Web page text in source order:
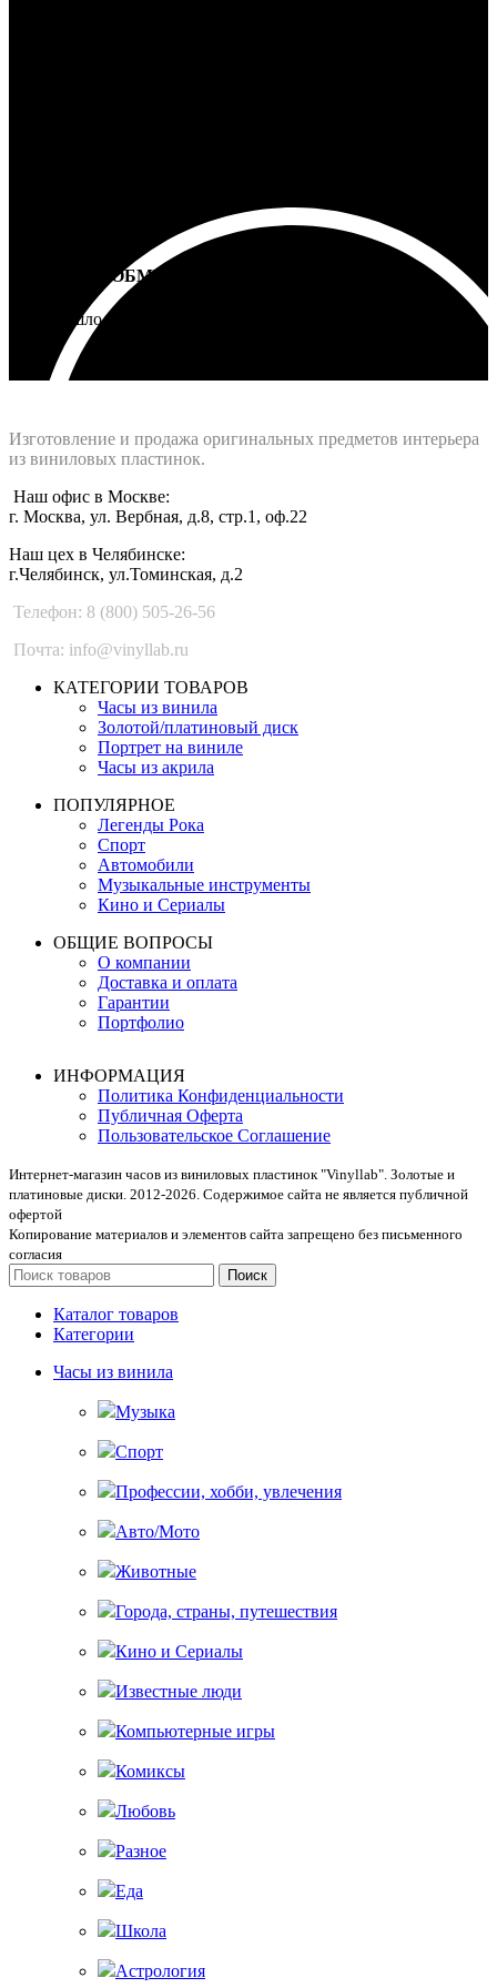
ВОЗВРАТ И ОБМЕН
Не подошло - вернем деньги
Изготовление и продажа оригинальных предметов интерьера
из виниловых пластинок.
Наш офис в Москве:
г. Москва, ул. Вербная, д.8, стр.1, оф.22
Наш цех в Челябинске:
г.Челябинск, ул.Томинская, д.2
Телефон: 8 (800) 505-26-56
Почта: info@vinyllab.ru
КАТЕГОРИИ ТОВАРОВ
Часы из винила
Золотой/платиновый диск
Портрет на виниле
Часы из акрила
ПОПУЛЯРНОЕ
Легенды Рока
Спорт
Автомобили
Музыкальные инструменты
Кино и Сериалы
ОБЩИЕ ВОПРОСЫ
О компании
Доставка и оплата
Гарантии
Портфолио
ИНФОРМАЦИЯ
Политика Конфиденциальности
Публичная Оферта
Пользовательское Соглашение
Интернет-магазин часов из виниловых пластинок "Vinyllab". Золотые и
платиновые диски. 2012-2026. Содержимое сайта не является публичной
офертой
Копирование материалов и элементов сайта запрещено без письменного
согласия
Поиск
Каталог товаров
Категории
Часы из винила
Музыка
Спорт
Профессии, хобби, увлечения
Авто/Мото
Животные
Города, страны, путешествия
Кино и Сериалы
Известные люди
Компьютерные игры
Комиксы
Любовь
Разное
Еда
Школа
Астрология